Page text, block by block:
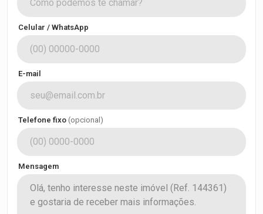
Celular / WhatsApp
E-mail
Telefone fixo (opcional)
Mensagem